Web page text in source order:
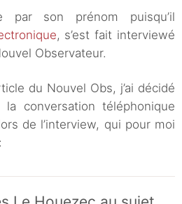
par son prénom puisqu’il
, s’est fait interviewé
Observateur.
du Nouvel Obs, j’ai décidé
conversation téléphonique
de l’interview, qui pour moi